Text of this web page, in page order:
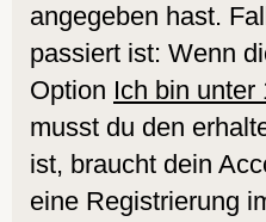
angegeben hast.
passiert ist: Wenn
Option Ich bin unter
musst du den
ist, braucht dein
eine Registrierung